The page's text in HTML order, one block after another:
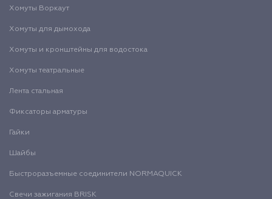
Хомуты Воркаут
Хомуты для дымохода
Хомуты и кронштейны для водостока
Хомуты театральные
Лента стальная
Фиксаторы арматуры
Гайки
Шайбы
Быстроразъемные соединители NORMAQUICK
Свечи зажигания BRISK